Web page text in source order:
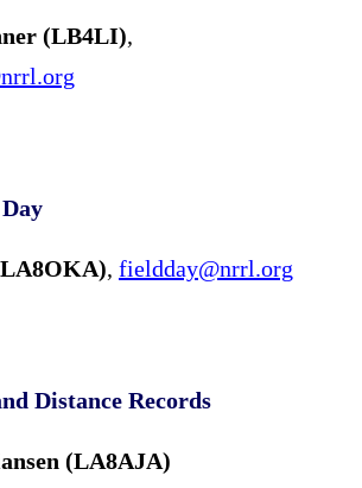
(LB4LI),
, fieldday@nrrl.org
Distance Records
(LA8AJA)